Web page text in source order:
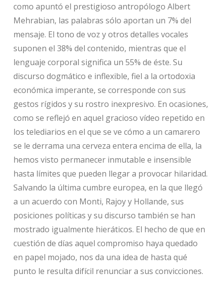
como apuntó el prestigioso antropólogo Albert
Mehrabian, las palabras sólo aportan un 7% del
mensaje. El tono de voz y otros detalles vocales
suponen el 38% del contenido, mientras que el
lenguaje corporal significa un 55% de éste. Su
discurso dogmático e inflexible, fiel a la ortodoxia
económica imperante, se corresponde con sus
gestos rígidos y su rostro inexpresivo. En ocasiones,
como se reflejó en aquel gracioso vídeo repetido en
los telediarios en el que se ve cómo a un camarero
se le derrama una cerveza entera encima de ella, la
hemos visto permanecer inmutable e insensible
hasta límites que pueden llegar a provocar hilaridad.
Salvando la última cumbre europea, en la que llegó
a un acuerdo con Monti, Rajoy y Hollande, sus
posiciones políticas y su discurso también se han
mostrado igualmente hieráticos. El hecho de que en
cuestión de días aquel compromiso haya quedado
en papel mojado, nos da una idea de hasta qué
punto le resulta difícil renunciar a sus convicciones.